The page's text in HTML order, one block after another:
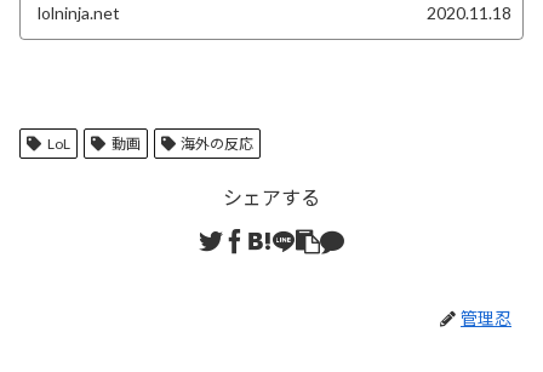
lolninja.net 2020.11.18
LoL 動画 海外の反応
シェアする
管理忍